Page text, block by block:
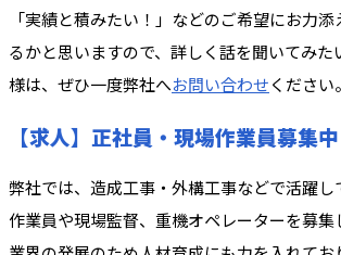
「実績と積みたい！」などのご希望にお力
るかと思いますので、詳しく話を聞いてみた
様は、ぜひ一度弊社へお問い合わせください。
【求人】正社員・現場作業員募集中
弊社では、造成工事・外構工事などで活躍
作業員や現場監督、重機オペレーターを募集